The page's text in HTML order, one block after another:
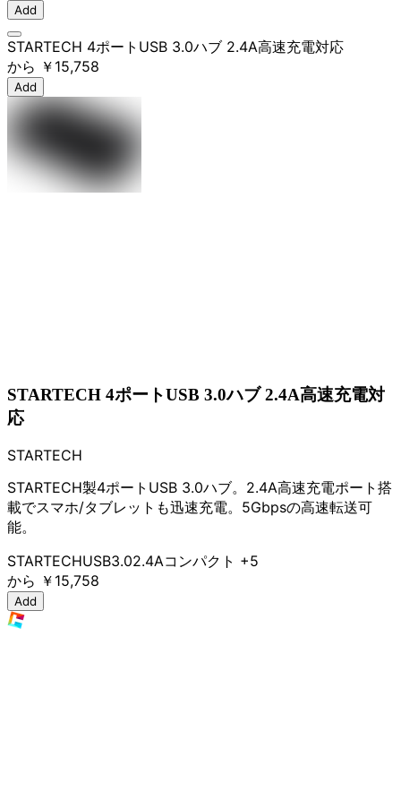
Add
STARTECH 4ポートUSB 3.0ハブ 2.4A高速充電対応
から ￥15,758
Add
STARTECH 4ポートUSB 3.0ハブ 2.4A高速充電対
応
STARTECH
STARTECH製4ポートUSB 3.0ハブ。2.4A高速充電ポート搭
載でスマホ/タブレットも迅速充電。5Gbpsの高速転送可
能。
STARTECHUSB3.02.4Aコンパクト +5
から ￥15,758
Add